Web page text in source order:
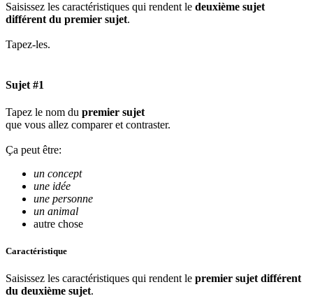
Saisissez les caractéristiques qui rendent le deuxième sujet
différent du premier sujet.
Tapez-les.
Sujet #1
Tapez le nom du premier sujet
que vous allez comparer et contraster.
Ça peut être:
un concept
une idée
une personne
un animal
autre chose
Caractéristique
Saisissez les caractéristiques qui rendent le premier sujet différent
du deuxième sujet.